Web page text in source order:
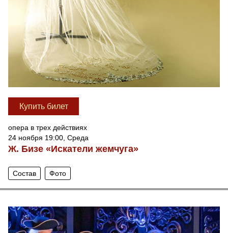
Купить билет
опера в трех действиях
24 ноября 19:00, Среда
Ж. Бизе «Искатели жемчуга»
Состав Фото